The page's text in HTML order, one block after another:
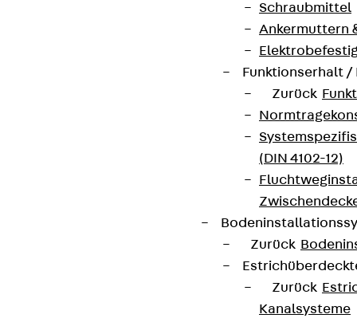
Schraubmittel
Ankermuttern
Funktionserhalt
Zurück
(DIN 4102-12)
Zurück
Zurück
Kanalsysteme